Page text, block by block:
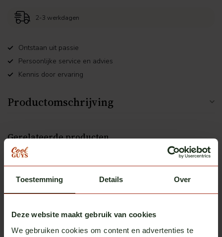
Toestemming Details Over
Deze website maakt gebruik van cookies
We gebruiken cookies om content en advertenties te
2-3 werkdagen
Ontstaan uit passie
Persoonlijke service en advies
Kennis door ervaring
Productomschrijving
Gerelateerde producten
Talmu daglamp
Op voorraad
€14,95
Lichtbak schakelaar Scania NG